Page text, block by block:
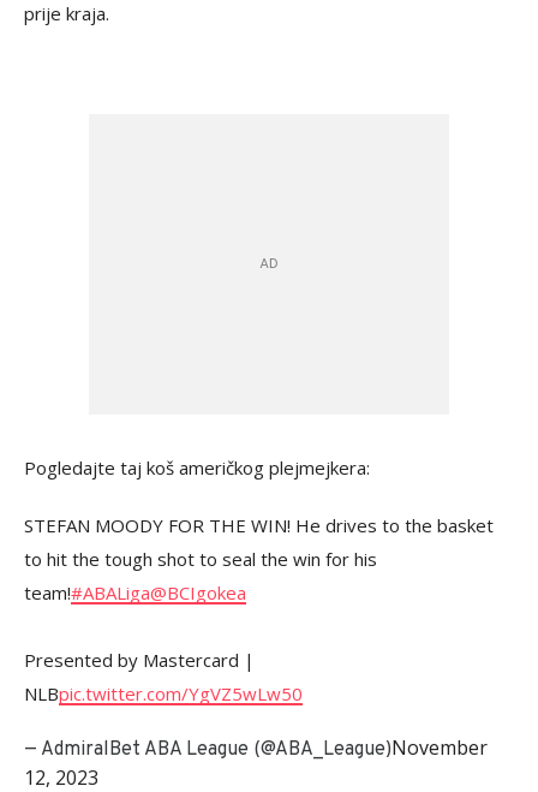
prije kraja.
Pogledajte taj koš američkog plejmejkera:
STEFAN MOODY FOR THE WIN! He drives to the basket
to hit the tough shot to seal the win for his
team!#ABALiga@BCIgokea
Presented by Mastercard |
NLBpic.twitter.com/YgVZ5wLw50
— AdmiralBet ABA League (@ABA_League)November
12, 2023